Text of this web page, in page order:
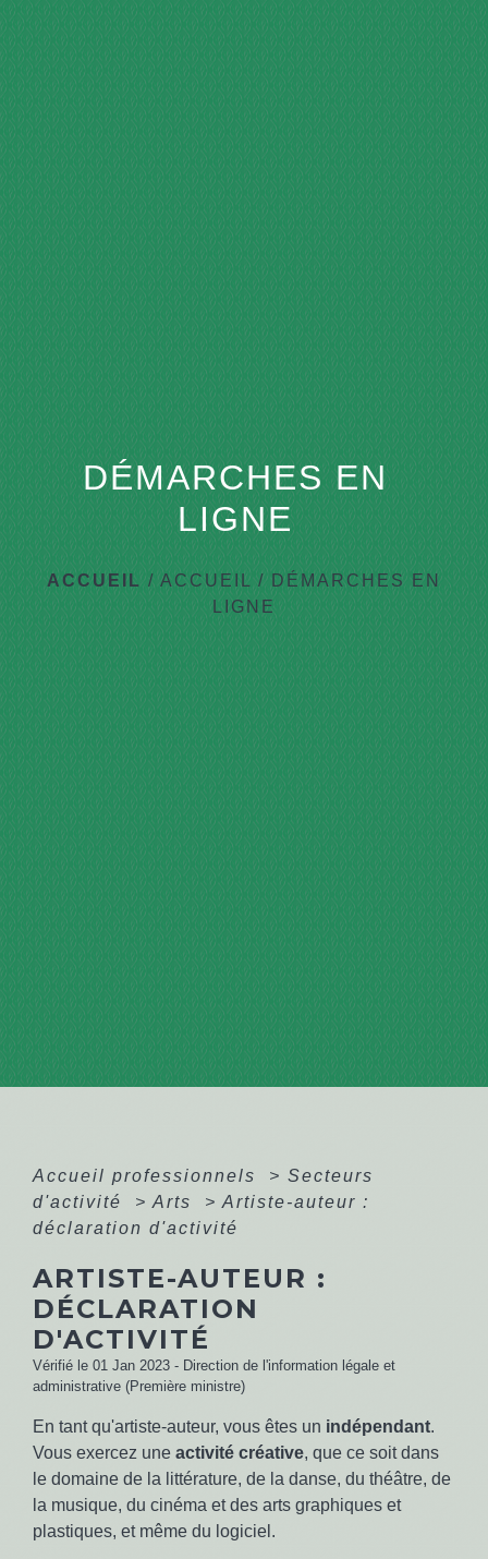
menu
DÉMARCHES EN
LIGNE
ACCUEIL/ACCUEIL / DÉMARCHES EN
LIGNE
Accueil professionnels > Secteurs
d'activité
> Arts > Artiste-auteur :
déclaration d'activité
ARTISTE-AUTEUR :
DÉCLARATION
D'ACTIVITÉ
Vérifié le 01 Jan 2023 - Direction de l'information légale et
administrative (Première ministre)
En tant qu'artiste-auteur, vous êtes un indépendant.
Vous exercez une activité créative, que ce soit dans
le domaine de la littérature, de la danse, du théâtre, de
la musique, du cinéma et des arts graphiques et
plastiques, et même du logiciel.